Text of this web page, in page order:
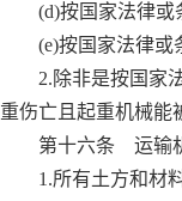
(d)按国家法律或条
(e)按国家法律或
2.除非是按国家法
重伤亡且起重机械能
第十六条 运输机
1.所有土方和材料